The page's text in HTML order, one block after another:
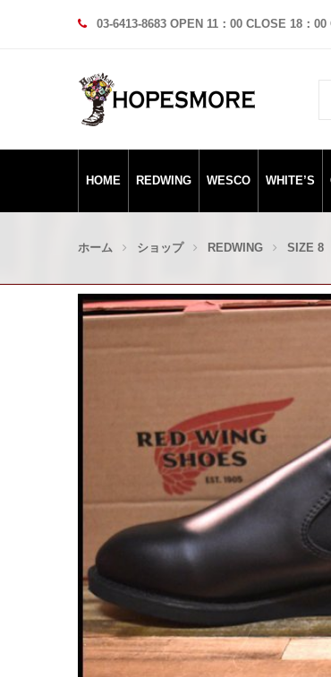
03-6413-8683 OPEN 11：00 CLOSE 18：
HOME REDWING WESCO WHITE’S
ホーム ショップ REDWING SIZE 8